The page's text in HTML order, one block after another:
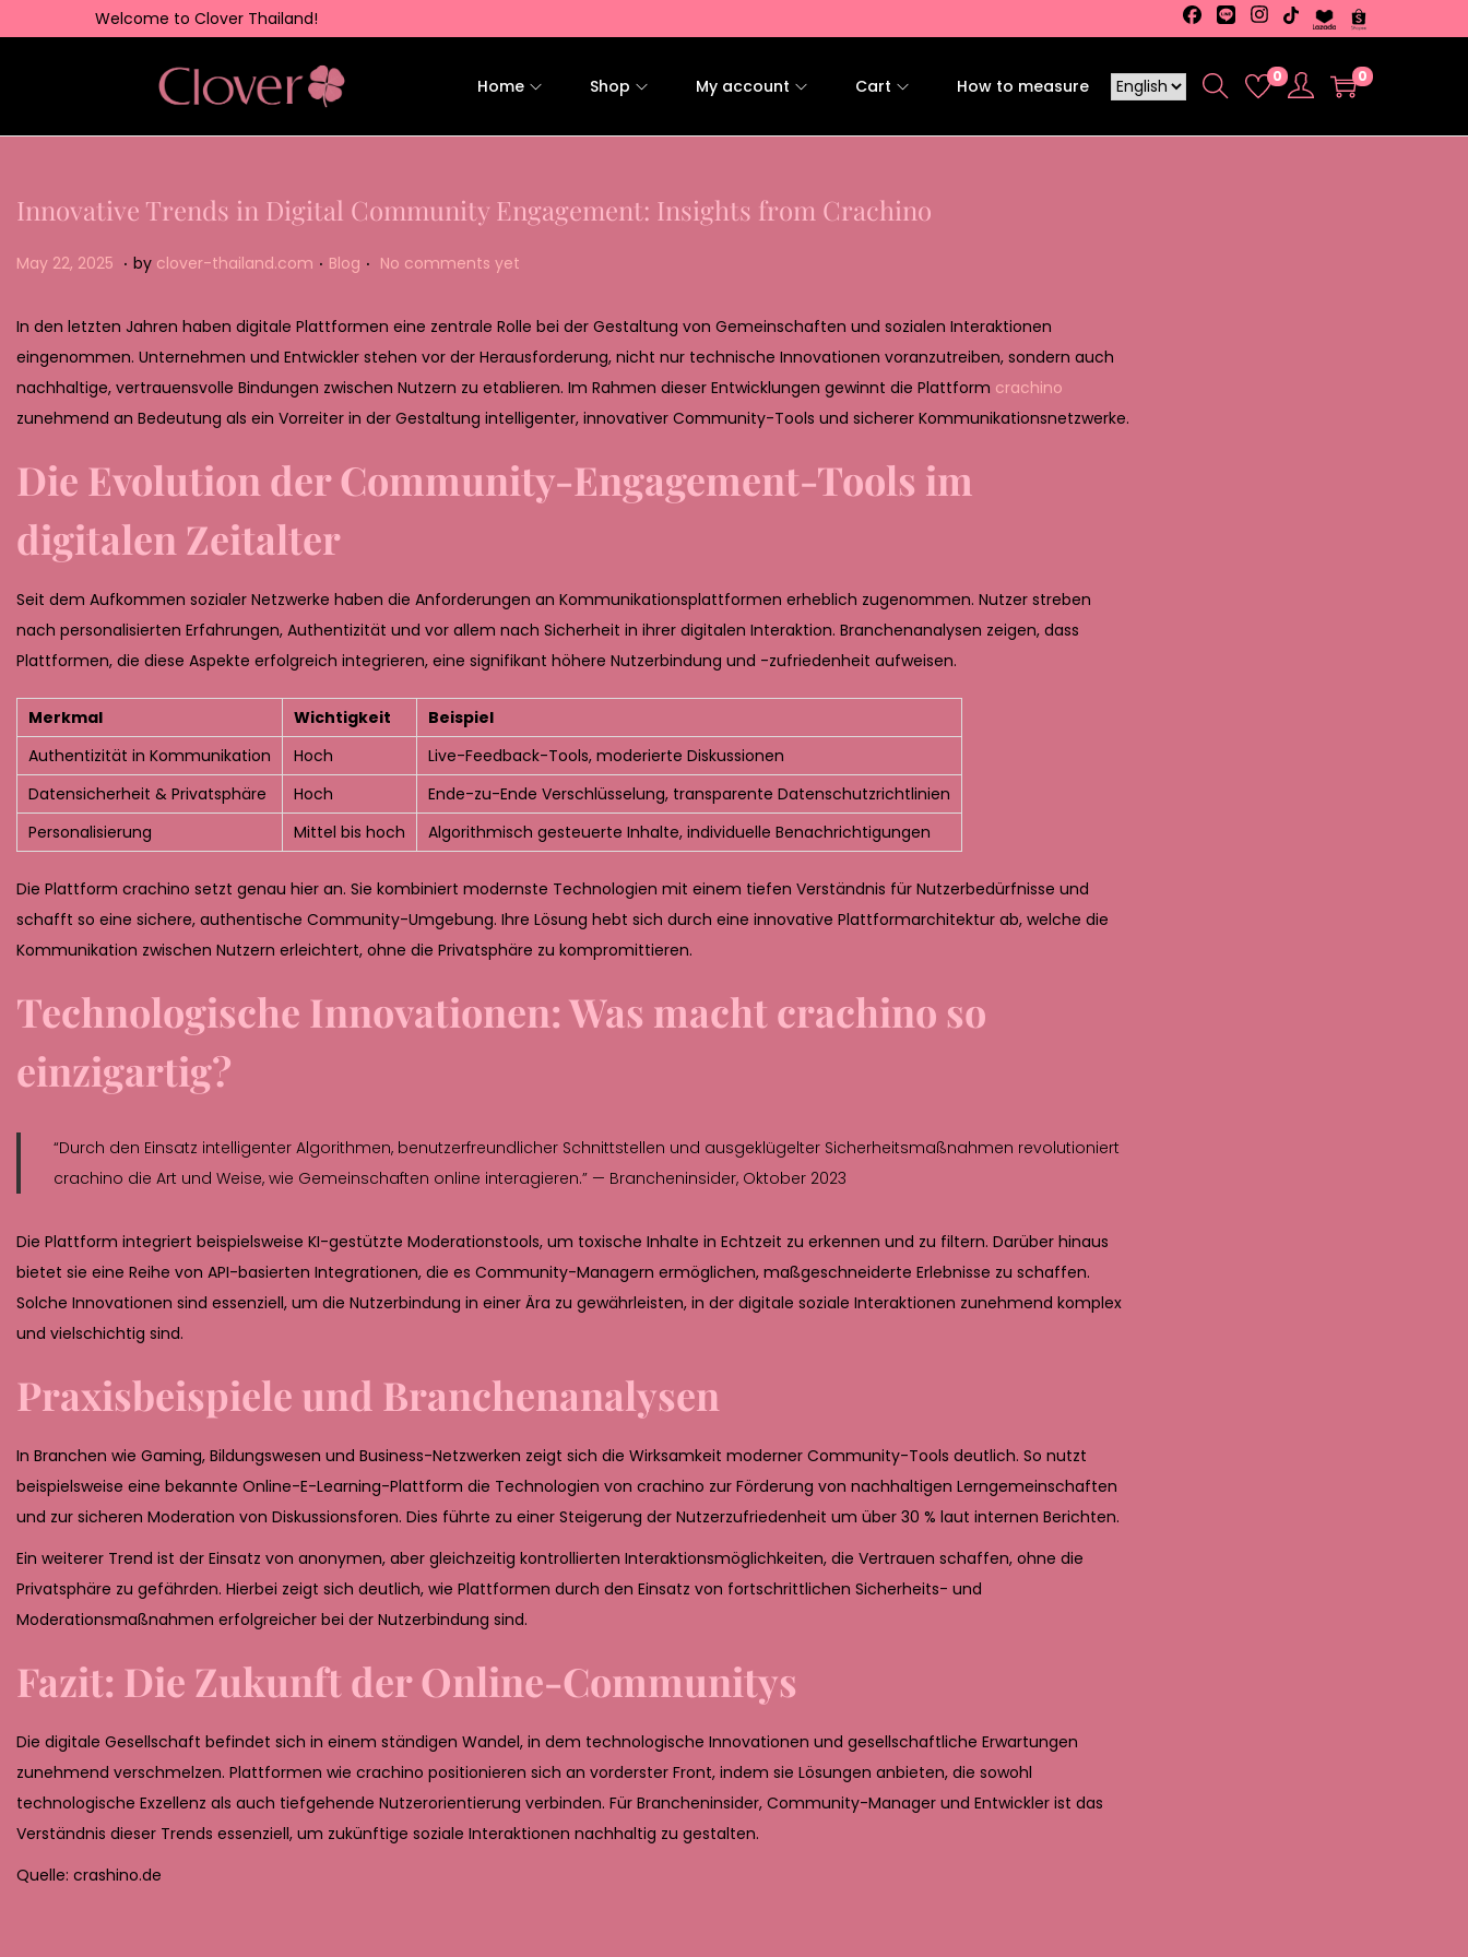
Welcome to Clover Thailand!
Home Shop My account Cart How to measure 0 0
Innovative Trends in Digital Community Engagement: Insights from Crachino
Posted on
May 22, 2025 M
y
2
2
,
0
. by clover-thailand.com . Posted in
Blog . No comments yet
In den letzten Jahren haben digitale Plattformen eine zentrale Rolle bei der Gestaltung von Gemeinschaften und sozialen Interaktionen
eingenommen. Unternehmen und Entwickler stehen vor der Herausforderung, nicht nur technische Innovationen voranzutreiben, sondern auch
nachhaltige, vertrauensvolle Bindungen zwischen Nutzern zu etablieren. Im Rahmen dieser Entwicklungen gewinnt die Plattform crachino
zunehmend an Bedeutung als ein Vorreiter in der Gestaltung intelligenter, innovativer Community-Tools und sicherer Kommunikationsnetzwerke.
Die Evolution der Community-Engagement-Tools im
digitalen Zeitalter
Seit dem Aufkommen sozialer Netzwerke haben die Anforderungen an Kommunikationsplattformen erheblich zugenommen. Nutzer streben
nach personalisierten Erfahrungen, Authentizität und vor allem nach Sicherheit in ihrer digitalen Interaktion. Branchenanalysen zeigen, dass
Plattformen, die diese Aspekte erfolgreich integrieren, eine signifikant höhere Nutzerbindung und -zufriedenheit aufweisen.
Merkmal Wichtigkeit
Beispiel
Authentizität in Kommunikation
Hoch
Live-Feedback-Tools, moderierte Diskussionen
Datensicherheit & Privatsphäre
Hoch
Ende-zu-Ende Verschlüsselung, transparente Datenschutzrichtlinien
Personalisierung
Mittel bis hoch Algorithmisch gesteuerte Inhalte, individuelle Benachrichtigungen
Die Plattform crachino setzt genau hier an. Sie kombiniert modernste Technologien mit einem tiefen Verständnis für Nutzerbedürfnisse und
schafft so eine sichere, authentische Community-Umgebung. Ihre Lösung hebt sich durch eine innovative Plattformarchitektur ab, welche die
Kommunikation zwischen Nutzern erleichtert, ohne die Privatsphäre zu kompromittieren.
Technologische Innovationen: Was macht crachino so
einzigartig?
“Durch den Einsatz intelligenter Algorithmen, benutzerfreundlicher Schnittstellen und ausgeklügelter Sicherheitsmaßnahmen revolutioniert
crachino die Art und Weise, wie Gemeinschaften online interagieren.” — Brancheninsider, Oktober 2023
Die Plattform integriert beispielsweise KI-gestützte Moderationstools, um toxische Inhalte in Echtzeit zu erkennen und zu filtern. Darüber hinaus
bietet sie eine Reihe von API-basierten Integrationen, die es Community-Managern ermöglichen, maßgeschneiderte Erlebnisse zu schaffen.
Solche Innovationen sind essenziell, um die Nutzerbindung in einer Ära zu gewährleisten, in der digitale soziale Interaktionen zunehmend komplex
und vielschichtig sind.
Praxisbeispiele und Branchenanalysen
In Branchen wie Gaming, Bildungswesen und Business-Netzwerken zeigt sich die Wirksamkeit moderner Community-Tools deutlich. So nutzt
beispielsweise eine bekannte Online-E-Learning-Plattform die Technologien von crachino zur Förderung von nachhaltigen Lerngemeinschaften
und zur sicheren Moderation von Diskussionsforen. Dies führte zu einer Steigerung der Nutzerzufriedenheit um über 30 % laut internen Berichten.
Ein weiterer Trend ist der Einsatz von anonymen, aber gleichzeitig kontrollierten Interaktionsmöglichkeiten, die Vertrauen schaffen, ohne die
Privatsphäre zu gefährden. Hierbei zeigt sich deutlich, wie Plattformen durch den Einsatz von fortschrittlichen Sicherheits- und
Moderationsmaßnahmen erfolgreicher bei der Nutzerbindung sind.
Fazit: Die Zukunft der Online-Communitys
Die digitale Gesellschaft befindet sich in einem ständigen Wandel, in dem technologische Innovationen und gesellschaftliche Erwartungen
zunehmend verschmelzen. Plattformen wie crachino positionieren sich an vorderster Front, indem sie Lösungen anbieten, die sowohl
technologische Exzellenz als auch tiefgehende Nutzerorientierung verbinden. Für Brancheninsider, Community-Manager und Entwickler ist das
Verständnis dieser Trends essenziell, um zukünftige soziale Interaktionen nachhaltig zu gestalten.
Quelle: crashino.de